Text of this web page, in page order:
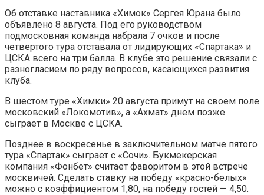
Об отставке наставника «Химок» Сергея Юрана было
объявлено 8 августа. Под его руководством
подмосковная команда набрала 7 очков и после
четвертого тура отставала от лидирующих «Спартака» и
ЦСКА всего на три балла. В клубе это решение связали с
разногласием по ряду вопросов, касающихся развития
клуба.
В шестом туре «Химки» 20 августа примут на своем поле
московский «Локомотив», а «Ахмат» днем позже
сыграет в Москве с ЦСКА.
Позднее в воскресенье в заключительном матче пятого
тура «Спартак» сыграет с «Сочи». Букмекерская
компания «Фонбет» считает фаворитом в этой встрече
москвичей. Сделать ставку на победу «красно-белых»
можно с коэффициентом 1,80, на победу гостей — 4,50.